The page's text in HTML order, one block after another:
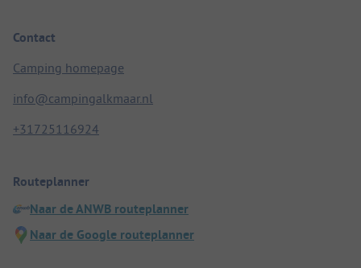
Contact
Camping homepage
info@campingalkmaar.nl
+31725116924
Routeplanner
Naar de ANWB routeplanner
Naar de Google routeplanner